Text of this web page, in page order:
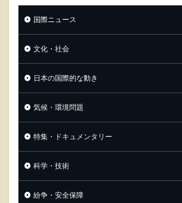
国際ニュース
文化・社会
日本の国際的な動き
気候・環境問題
特集・ドキュメンタリー
科学・技術
紛争・安全保障